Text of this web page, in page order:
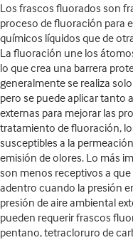
Los frascos fluorados son
proceso de fluoración para
químicos líquidos que de
La fluoración une los
lo que crea una barrera
generalmente se realiza
pero se puede aplicar tanto
externas para mejorar las
tratamiento de fluoración,
susceptibles a la
emisión de olores. Lo más
son menos receptivos a
adentro cuando la presión
presión de aire ambiental
pueden requerir frascos
pentano, tetracloruro de